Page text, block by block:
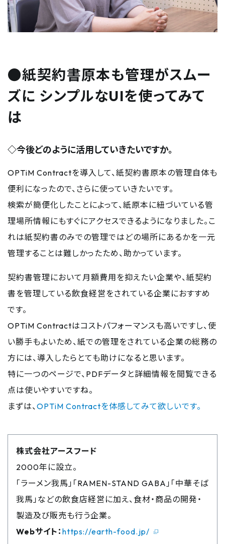
●紙契約書原本も管理がスムー
ズに シンプルなUIを使ってみて
は
◇今後どのように活用していきたいですか。
OPTiM Contractを導入して、紙契約書原本の管理自体も
便利になったので、さらに使っていきたいです。
検索が簡便化したことによって、紙原本に紐づいている管
理場所情報にもすぐにアクセスできるようになりました。こ
れは紙契約書のみでの管理ではどの場所にあるかを一元
管理することは難しかったため、助かっています。
契約書管理において月額費用を抑えたい企業や、紙契約
書を管理している飲食経営をされている企業におすすめ
です。
OPTiM Contractはコストパフォーマンスも高いですし、使
い勝手もよいため、紙での管理をされている企業の総務の
方には、導入したらとても助けになると思います。
特に一つのページで、PDFデータと詳細情報を閲覧できる
点は使いやすいですね。
まずは、OPTiM Contractを体感してみて欲しいです。
株式会社アースフード
2000年に設立。
「ラーメン我馬」「RAMEN-STAND GABA」「中華そば
我馬」などの飲食店経営に加え、食材・商品の開発・
製造及び販売も行う企業。
Webサイト： https://earth-food.jp/